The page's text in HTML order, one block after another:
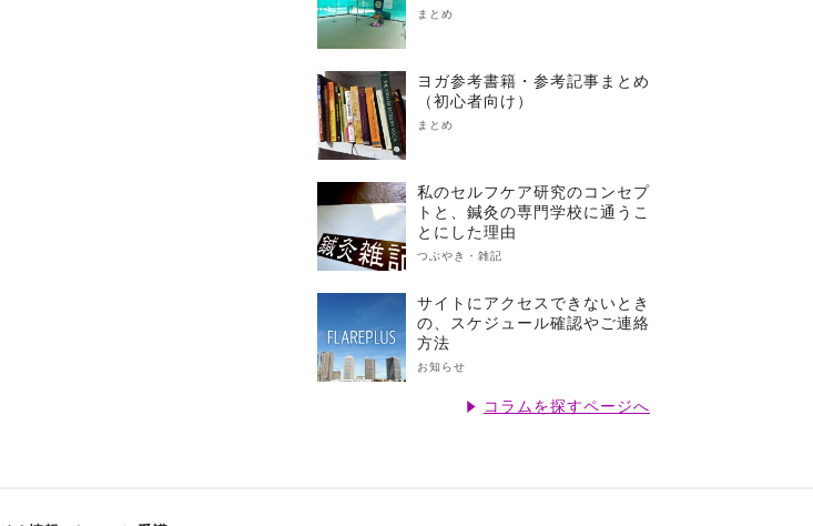
まとめ
ヨガ参考書籍・参考記事まとめ
（初心者向け）
まとめ
私のセルフケア研究のコンセプ
トと、鍼灸の専門学校に通うこ
とにした理由
つぶやき・雑記
サイトにアクセスできないとき
の、スケジュール確認やご連絡
方法
お知らせ
コラムを探すページへ